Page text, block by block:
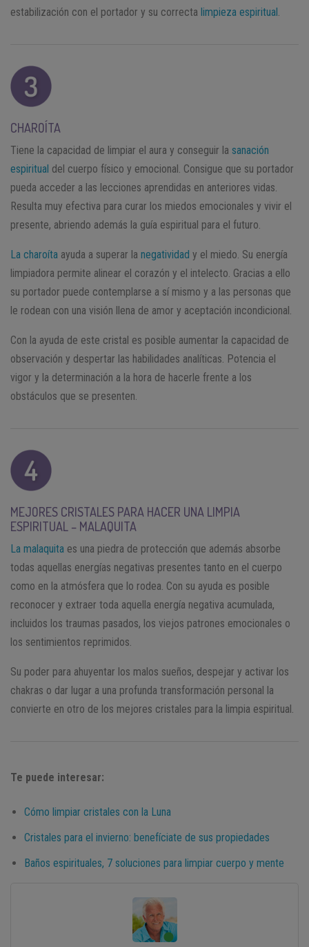
estabilización con el portador y su correcta limpieza espiritual
CHAROÍTA
Tiene la capacidad de limpiar el aura y conseguir la sanación
espiritual del cuerpo físico y emocional. Consigue que su portador
pueda acceder a las lecciones aprendidas en anteriores vidas.
Resulta muy efectiva para curar los miedos emocionales y vivir el
presente, abriendo además la guía espiritual para el futuro.
La charoíta ayuda a superar la negatividad y el miedo. Su energía
limpiadora permite alinear el corazón y el intelecto. Gracias a ello
su portador puede contemplarse a sí mismo y a las personas que
le rodean con una visión llena de amor y aceptación incondicional.
Con la ayuda de este cristal es posible aumentar la capacidad de
observación y despertar las habilidades analíticas. Potencia el
vigor y la determinación a la hora de hacerle frente a los
obstáculos que se presenten.
MEJORES CRISTALES PARA HACER UNA LIMPIA
ESPIRITUAL – MALAQUITA
La malaquita es una piedra de protección que además absorbe
todas aquellas energías negativas presentes tanto en el cuerpo
como en la atmósfera que lo rodea. Con su ayuda es posible
reconocer y extraer toda aquella energía negativa acumulada,
incluidos los traumas pasados, los viejos patrones emocionales o
los sentimientos reprimidos.
Su poder para ahuyentar los malos sueños, despejar y activar los
chakras o dar lugar a una profunda transformación personal la
convierte en otro de los mejores cristales para la limpia espiritual.
Te puede interesar:
Cómo limpiar cristales con la Luna
Cristales para el invierno: benefíciate de sus propiedades
Baños espirituales, 7 soluciones para limpiar cuerpo y mente